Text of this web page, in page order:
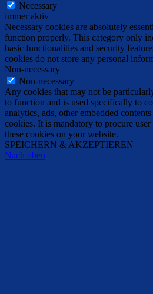
Necessary
immer aktiv
Necessary cookies are absolutely
function properly. This category only
basic functionalities and security
cookies do not store any personal
Non-necessary
Non-necessary
Any cookies that may not be
to function and is used specifically to
analytics, ads, other embedded
cookies. It is mandatory to procure
these cookies on your website.
SPEICHERN & AKZEPTIEREN
Nach oben